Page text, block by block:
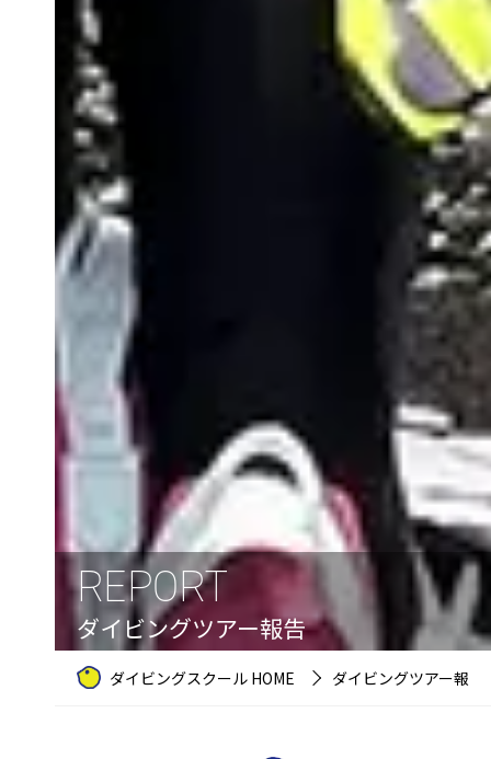
REPORT
ダイビングツアー報告
ダイビングスクール HOME ダイビングツアー報告